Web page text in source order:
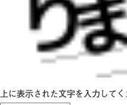
上に表示された文字を入力してく